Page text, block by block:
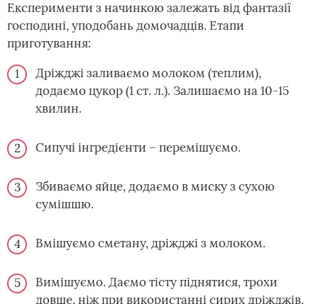
Експерименти з начинкою залежать від фантазії
господині, уподобань домочадців. Етапи
приготування:
Дріжджі заливаємо молоком (теплим),
додаємо цукор (1 ст. л.). Залишаємо на 10-15
хвилин.
Сипучі інгредієнти – перемішуємо.
Збиваємо яйце, додаємо в миску з сухою
сумішшю.
Вмішуємо сметану, дріжджі з молоком.
Вимішуємо. Даємо тісту піднятися, трохи
довше, ніж при використанні сирих дріжджів.